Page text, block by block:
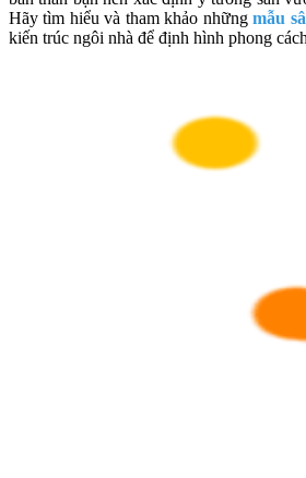
Hãy tìm hiểu và tham khảo nhữngmẫu
kiến trúc ngôi nhà để định hình phong